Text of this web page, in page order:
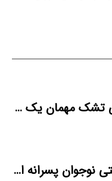
شرکت عمده فروشی تشک مهمان یک نفره در قزوین
کارخانه تولید روتختی نوجوان پسرانه ارزان در بازار